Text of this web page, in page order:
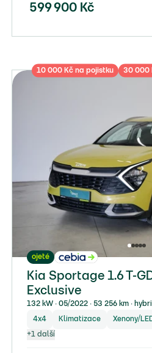
599 900 Kč
10 000 Kč na pojistku 30 000
ojeté
Kia Sportage 1.6 T-
Exclusive
132 kW ∙ 05/2022 ∙ 53 256 km ∙
4x4 Klimatizace Xenony/
+1 další